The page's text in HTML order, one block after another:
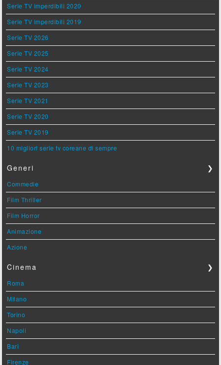
Serie TV imperdibili 2020
Serie TV imperdibili 2019
Serie TV 2026
Serie TV 2025
Serie TV 2024
Serie TV 2023
Serie TV 2021
Serie TV 2020
Serie TV 2019
10 migliori serie tv coreane di sempre
Generi ❯
Commedie
Film Thriller
Film Horror
Animazione
Azione
Cinema ❯
Roma
Milano
Torino
Napoli
Bari
Firenze